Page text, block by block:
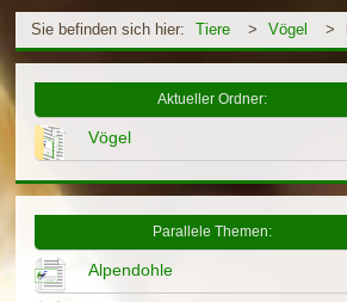
Sie befinden sich hier: Tiere > Vögel >
Aktueller Ordner:
Vögel
Parallele Themen:
Alpendohle